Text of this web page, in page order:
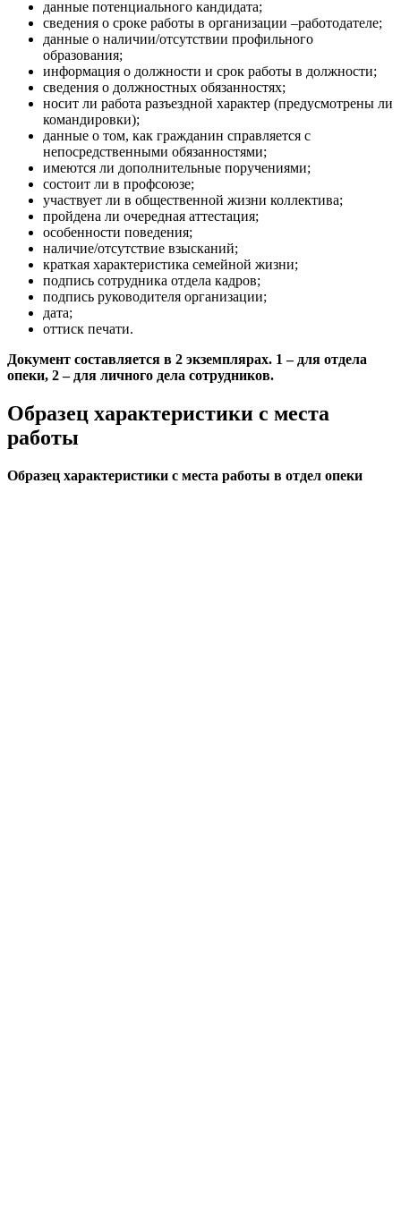
данные потенциального кандидата;
сведения о сроке работы в организации –работодателе;
данные о наличии/отсутствии профильного
образования;
информация о должности и срок работы в должности;
сведения о должностных обязанностях;
носит ли работа разъездной характер (предусмотрены ли
командировки);
данные о том, как гражданин справляется с
непосредственными обязанностями;
имеются ли дополнительные поручениями;
состоит ли в профсоюзе;
участвует ли в общественной жизни коллектива;
пройдена ли очередная аттестация;
особенности поведения;
наличие/отсутствие взысканий;
краткая характеристика семейной жизни;
подпись сотрудника отдела кадров;
подпись руководителя организации;
дата;
оттиск печати.
Документ составляется в 2 экземплярах. 1 – для отдела
опеки, 2 – для личного дела сотрудников.
Образец характеристики с места
работы
Образец характеристики с места работы в отдел опеки